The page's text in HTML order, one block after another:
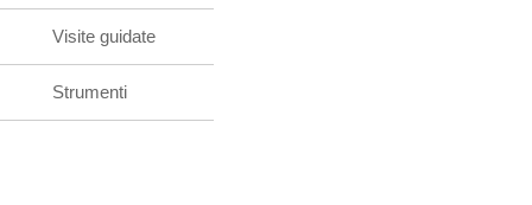
Visite guidate
Strumenti